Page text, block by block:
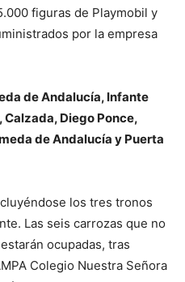
figuras de Playmobil y
por la empresa
de Andalucía, Infante
Diego Ponce,
de Andalucía y Puerta
los tres tronos
Las seis carrozas que no
ocupadas, tras
Colegio Nuestra Señora